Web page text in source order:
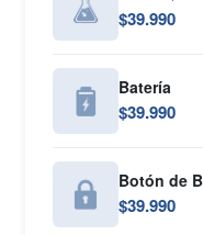
$39.990
Batería
$39.990
Botón de
$39.990